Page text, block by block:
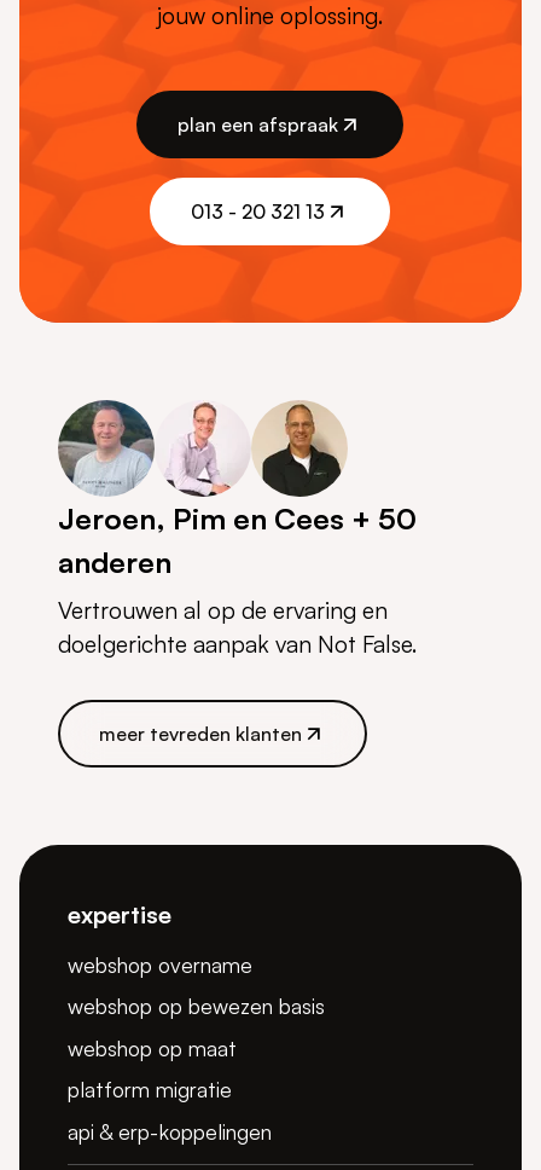
jouw online oplossing.
plan een afspraak
plan een afspraak
013 - 20 321 13
Jeroen, Pim en Cees + 50
anderen
Vertrouwen al op de ervaring en
doelgerichte aanpak van Not False.
meer tevreden klanten
expertise
webshop overname
webshop op bewezen basis
webshop op maat
platform migratie
api & erp-koppelingen